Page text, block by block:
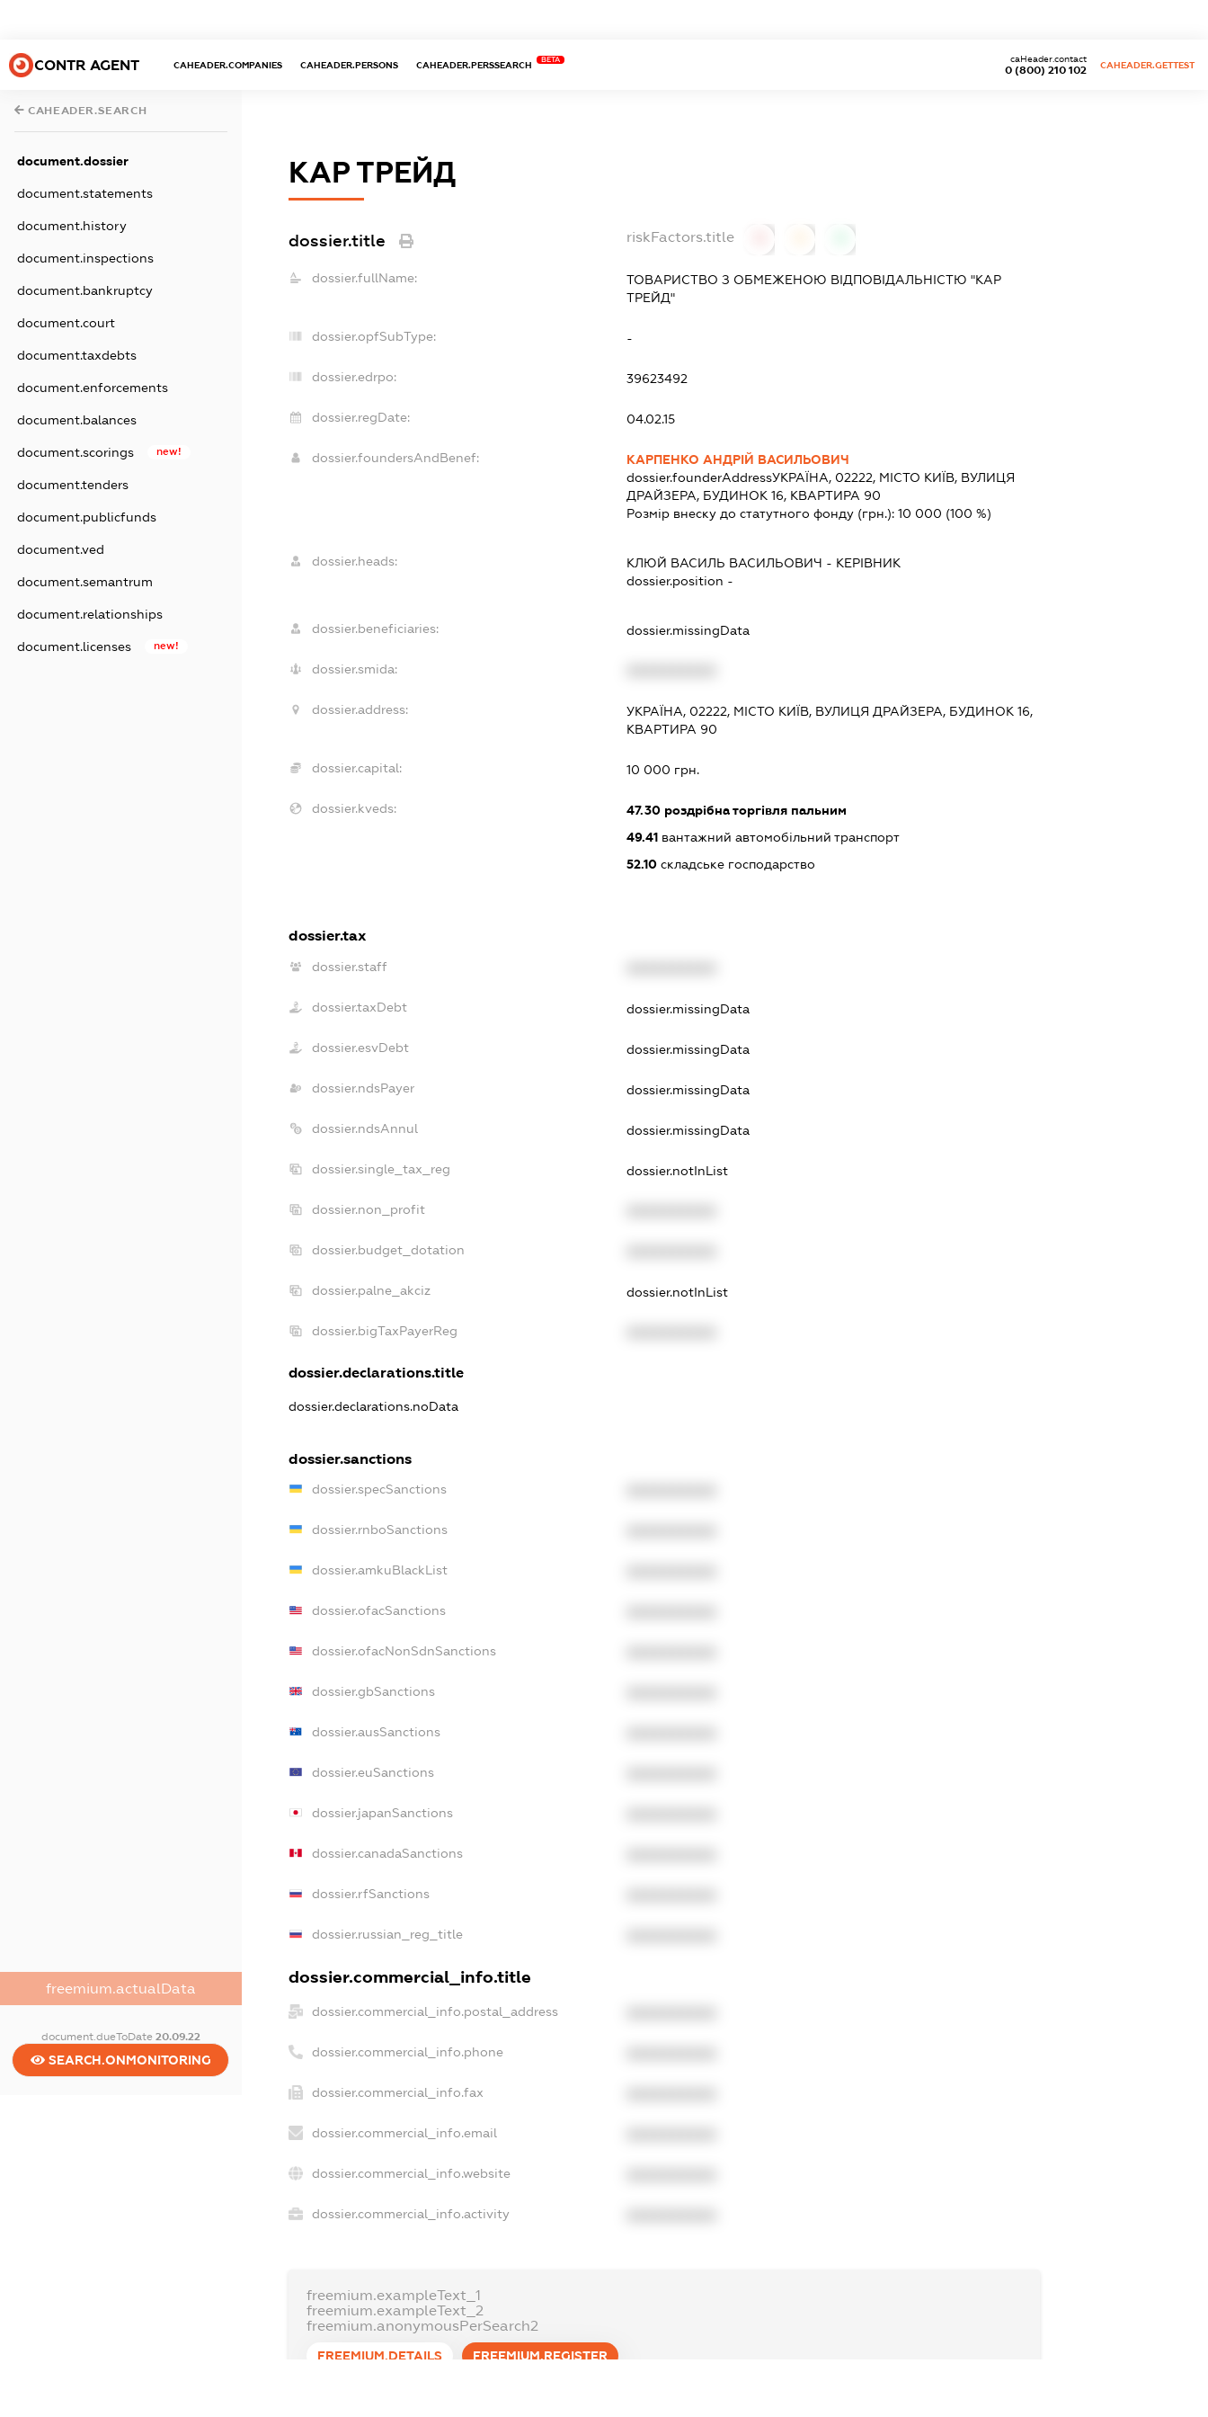
CONTR AGENT CAHEADER.COMPANIES CAHEADER.PERSONS CAHEADER.PERSSEARCH
BETA
0 (800) 210 102
caHeader.contact
CAHEADER.GETTEST
CAHEADER.SEARCH
document.dossier
document.statements
document.history
document.inspections
document.bankruptcy
document.court
document.taxdebts
document.enforcements
document.balances
document.scorings new!
document.tenders
document.publicfunds
document.ved
document.semantrum
document.relationships
document.licenses new!
freemium.actualData
document.dueToDate 20.09.22
SEARCH.ONMONITORING
КАР ТРЕЙД
dossier.title riskFactors.title
dossier.fullName:
ТОВАРИСТВО З ОБМЕЖЕНОЮ ВІДПОВІДАЛЬНІСТЮ "КАР
ТРЕЙД"
dossier.opfSubType: -
dossier.edrpo: 39623492
dossier.regDate: 04.02.15
dossier.foundersAndBenef:
КАРПЕНКО АНДРІЙ ВАСИЛЬОВИЧ
dossier.founderAddressУКРАЇНА, 02222, МІСТО КИЇВ, ВУЛИЦЯ
ДРАЙЗЕРА, БУДИНОК 16, КВАРТИРА 90
Розмір внеску до статутного фонду (грн.):10 000 (100 %)
dossier.heads: КЛЮЙ ВАСИЛЬ ВАСИЛЬОВИЧ - КЕРІВНИК
dossier.position -
dossier.beneficiaries: dossier.missingData
dossier.smida:
dossier.address:
УКРАЇНА, 02222, МІСТО КИЇВ, ВУЛИЦЯ ДРАЙЗЕРА, БУДИНОК 16,
КВАРТИРА 90
dossier.capital: 10 000 грн.
dossier.kveds: 47.30 роздрібна торгівля пальним
49.41 вантажний автомобільний транспорт
52.10 складське господарство
dossier.tax
dossier.staff
dossier.taxDebt dossier.missingData
dossier.esvDebt dossier.missingData
dossier.ndsPayer dossier.missingData
dossier.ndsAnnul dossier.missingData
dossier.single_tax_reg dossier.notInList
dossier.non_profit
dossier.budget_dotation
dossier.palne_akciz dossier.notInList
dossier.bigTaxPayerReg
dossier.declarations.title
dossier.declarations.noData
dossier.sanctions
dossier.specSanctions
dossier.rnboSanctions
dossier.amkuBlackList
dossier.ofacSanctions
dossier.ofacNonSdnSanctions
dossier.gbSanctions
dossier.ausSanctions
dossier.euSanctions
dossier.japanSanctions
dossier.canadaSanctions
dossier.rfSanctions
dossier.russian_reg_title
dossier.commercial_info.title
dossier.commercial_info.postal_address
dossier.commercial_info.phone
dossier.commercial_info.fax
dossier.commercial_info.email
dossier.commercial_info.website
dossier.commercial_info.activity
freemium.exampleText_1
freemium.exampleText_2
freemium.anonymousPerSearch2
FREEMIUM.DETAILS FREEMIUM.REGISTER